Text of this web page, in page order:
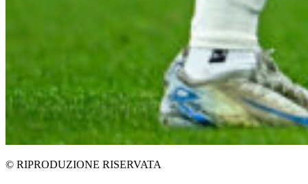
© RIPRODUZIONE RISERVATA